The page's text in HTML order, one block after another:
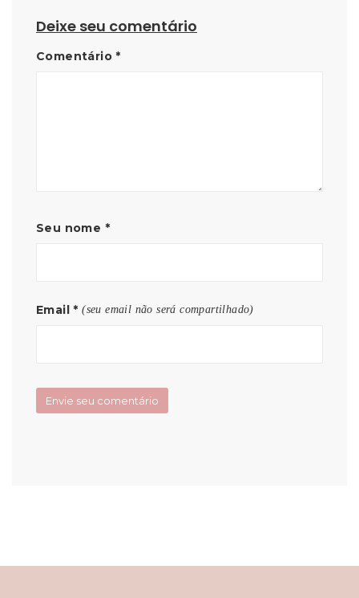
Deixe seu comentário
Comentário *
Seu nome *
Email * (seu email não será compartilhado)